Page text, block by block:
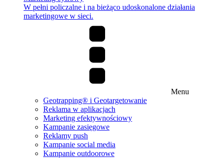
W pełni policzalne i na bieżąco udoskonalone działania
marketingowe w sieci.
Menu
Geotrapping® i Geotargetowanie
Reklama w aplikacjach
Marketing efektywnościowy
Kampanie zasięgowe
Reklamy push
Kampanie social media
Kampanie outdoorowe